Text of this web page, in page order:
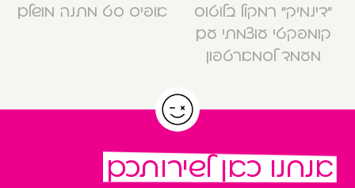
“דינמיק” רמקול בלוטוס
קומפקטי עוצמתי עם
מעמד לסמארטפון
אופיס סט מתנה מושלם
אנחנו כאן לשירותכם